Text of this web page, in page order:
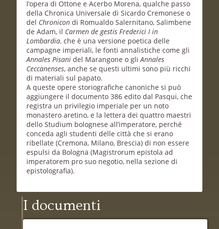
l’opera di Ottone e Acerbo Morena, qualche passo
della Chronica Universale di Sicardo Cremonese o
del Chronicondi Romualdo Salernitano, Salimbene
de Adam, il Carmen de gestis Frederici I in
Lombardia, che è una versione poetica delle
campagne imperiali, le fonti annalistiche come gli
Annales Pisanidel Marangone o gliAnnales
Ceccanenses, anche se questi ultimi sono più ricchi
di materiali sul papato.
A queste opere storiografiche canoniche si può
aggiungere il documento 386 edito dal Pasqui, che
registra un privilegio imperiale per un noto
monastero aretino, e la lettera dei quattro maestri
dello Studium bolognese all’imperatore, perché
conceda agli studenti delle città che si erano
ribellate (Cremona, Milano, Brescia) di non essere
espulsi da Bologna (Magistrorum epistola ad
imperatorem pro suo negotio, nella sezione di
epistolografia).
I documenti